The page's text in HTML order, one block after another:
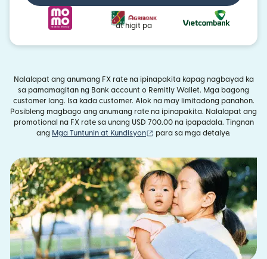
at higit pa
Nalalapat ang anumang FX rate na ipinapakita kapag nagbayad ka
sa pamamagitan ng Bank account o Remitly Wallet. Mga bagong
customer lang. Isa kada customer. Alok na may limitadong panahon.
Posibleng magbago ang anumang rate na ipinapakita. Nalalapat ang
promotional na FX rate sa unang USD 700.00 na ipapadala. Tingnan
ang Mga Tuntunin at Kundisyon (bubukas sa bagong window)
para sa mga detalye.